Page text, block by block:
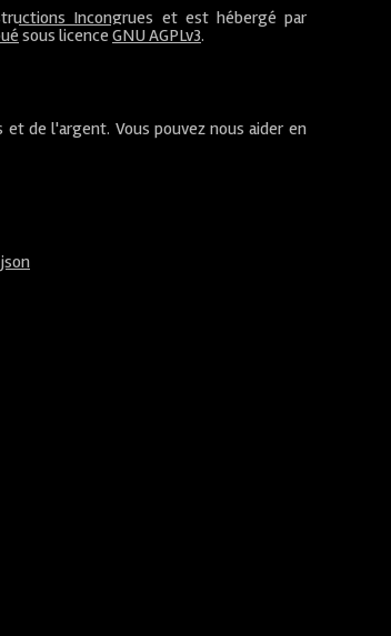
Incongrues et est hébergé par
sous licence GNU AGPLv3.
de l'argent. Vous pouvez nous aider en
json